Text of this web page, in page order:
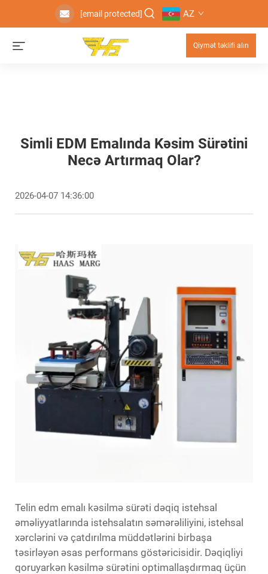
[email protected] AZ
Qiymət təklifi alın
Simli EDM Emalında Kəsim Sürətini
Necə Artırmaq Olar?
2026-04-07 14:36:00
Telin edm emalı kəsilmə sürəti dəqiq istehsal
əməliyyatlarında istehsalatın səmərəliliyini, istehsal
xərclərini və çatdırılma müddətlərini birbaşa
təsirləyən əsas performans göstəricisidir. Dəqiqliyi
qoruyarkən kəsilmə sürətini optimallaşdırmaq üçün